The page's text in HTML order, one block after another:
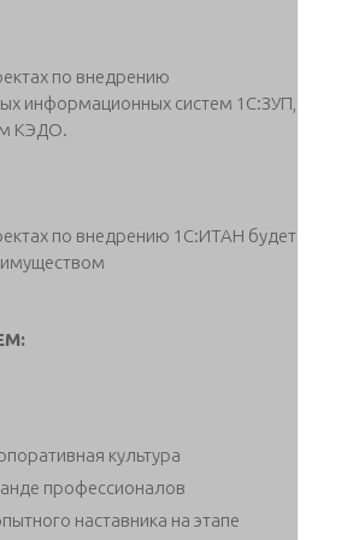
по внедрению
информационных систем 1С:ЗУП,
КЭДО.
по внедрению 1С:ИТАН будет
культура
профессионалов
наставника на этапе